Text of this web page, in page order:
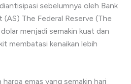
sebelumnya oleh Bank
(AS) The Federal Reserve (The
menjadi semakin kuat dan
membatasi kenaikan lebih
emas yang semakin hari